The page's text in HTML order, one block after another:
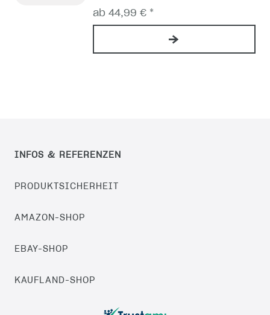
ab 44,99 € *
INFOS & REFERENZEN
PRODUKTSICHERHEIT
AMAZON-SHOP
EBAY-SHOP
KAUFLAND-SHOP